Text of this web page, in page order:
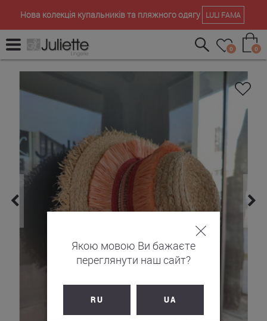
Нова колекція купальників та пляжного одягу LULI FAMA
0 0
Якою мовою Ви бажаєте
переглянути наш сайт?
RU UA